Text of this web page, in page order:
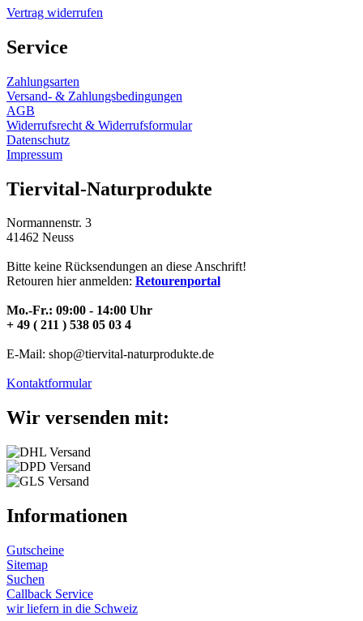
Vertrag widerrufen
Service
Zahlungsarten
Versand- & Zahlungsbedingungen
AGB
Widerrufsrecht & Widerrufsformular
Datenschutz
Impressum
Tiervital-Naturprodukte
Normannenstr. 3
41462 Neuss
Bitte keine Rücksendungen an diese Anschrift!
Retouren hier anmelden: Retourenportal
Mo.-Fr.: 09:00 - 14:00 Uhr
+ 49 ( 211 ) 538 05 03 4
E-Mail: shop@tiervital-naturprodukte.de
Kontaktformular
Wir versenden mit:
Informationen
Gutscheine
Sitemap
Suchen
Callback Service
wir liefern in die Schweiz